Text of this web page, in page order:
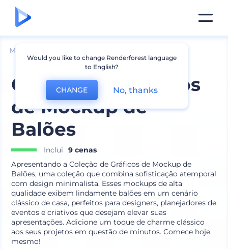
Mockups
Coleção de Gráficos
de Mockup de
Balões
Inclui
9 cenas
Apresentando a Coleção de Gráficos de Mockup de
Balões, uma coleção que combina sofisticação atemporal
com design minimalista. Esses mockups de alta
qualidade exibem lindamente balões em um cenário
clássico de casa, perfeitos para designers, planejadores de
eventos e criativos que desejam elevar suas
apresentações. Adicione um toque de charme clássico
aos seus projetos em questão de minutos. Comece hoje
mesmo!
Would you like to change Renderforest language
to English?
CHANGE No, thanks